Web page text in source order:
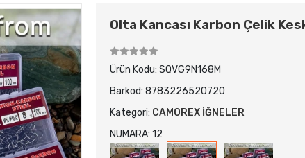
Olta Kancası Karbon Çelik
Ürün Kodu: SQVG9N168M
Barkod: 8783226520720
Kategori: CAMOREX İĞNELER
NUMARA: 12